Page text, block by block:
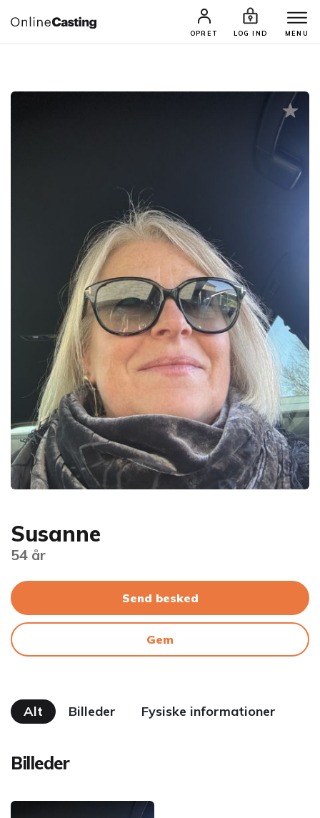
OPRET LOG IND MENU
CASTINGS & JOBS SØG PROFIL
Susanne
54 år
Send besked
Gem
Alt Billeder Fysiske informationer
Billeder